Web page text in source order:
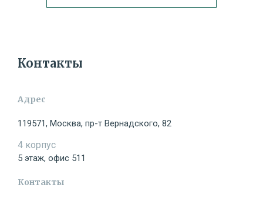
Свяжитесь с нами
Имя:
Телефон:
Контакты
Адрес
119571, Москва, пр-т Вернадского, 82
4 корпус
5 этаж, офис 511
Контакты